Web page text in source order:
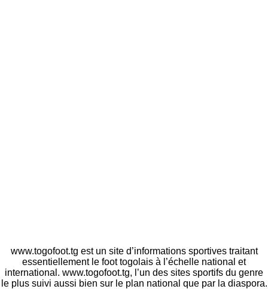
www.togofoot.tg est un site d’informations sportives traitant
essentiellement le foot togolais à l’échelle national et
international. www.togofoot.tg, l’un des sites sportifs du genre
le plus suivi aussi bien sur le plan national que par la diaspora.